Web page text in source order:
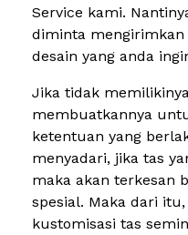
Service kami.
diminta mengirimkan
desain yang anda
Jika tidak
membuatkannya
ketentuan yang
menyadari, jika tas
maka akan terkesan
spesial. Maka dari
kustomisasi tas